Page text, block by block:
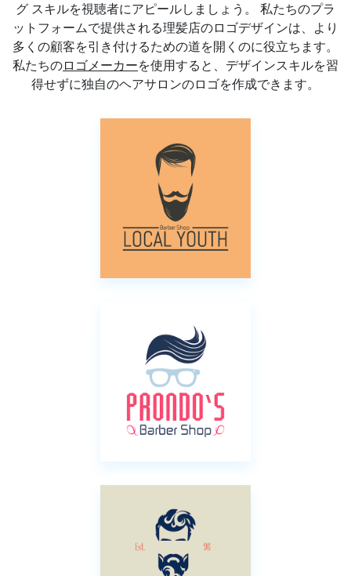
グ スキルを視聴者にアピールしましょう。 私たちのプラ
ットフォームで提供される理髪店のロゴデザインは、より
多くの顧客を引き付けるための道を開くのに役立ちます。
私たちのロゴメーカーを使用すると、デザインスキルを習
得せずに独自のヘアサロンのロゴを作成できます。